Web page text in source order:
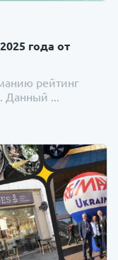
года от
рейтинг
Данный ...